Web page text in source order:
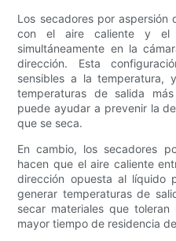
Los secadores por aspersión
con el aire caliente y el
simultáneamente en la
dirección. Esta
sensibles a la temperatura,
temperaturas de salida
puede ayudar a prevenir la
que se seca.
En cambio, los secadores
hacen que el aire caliente
dirección opuesta al líquido
generar temperaturas de
secar materiales que
mayor tiempo de residencia